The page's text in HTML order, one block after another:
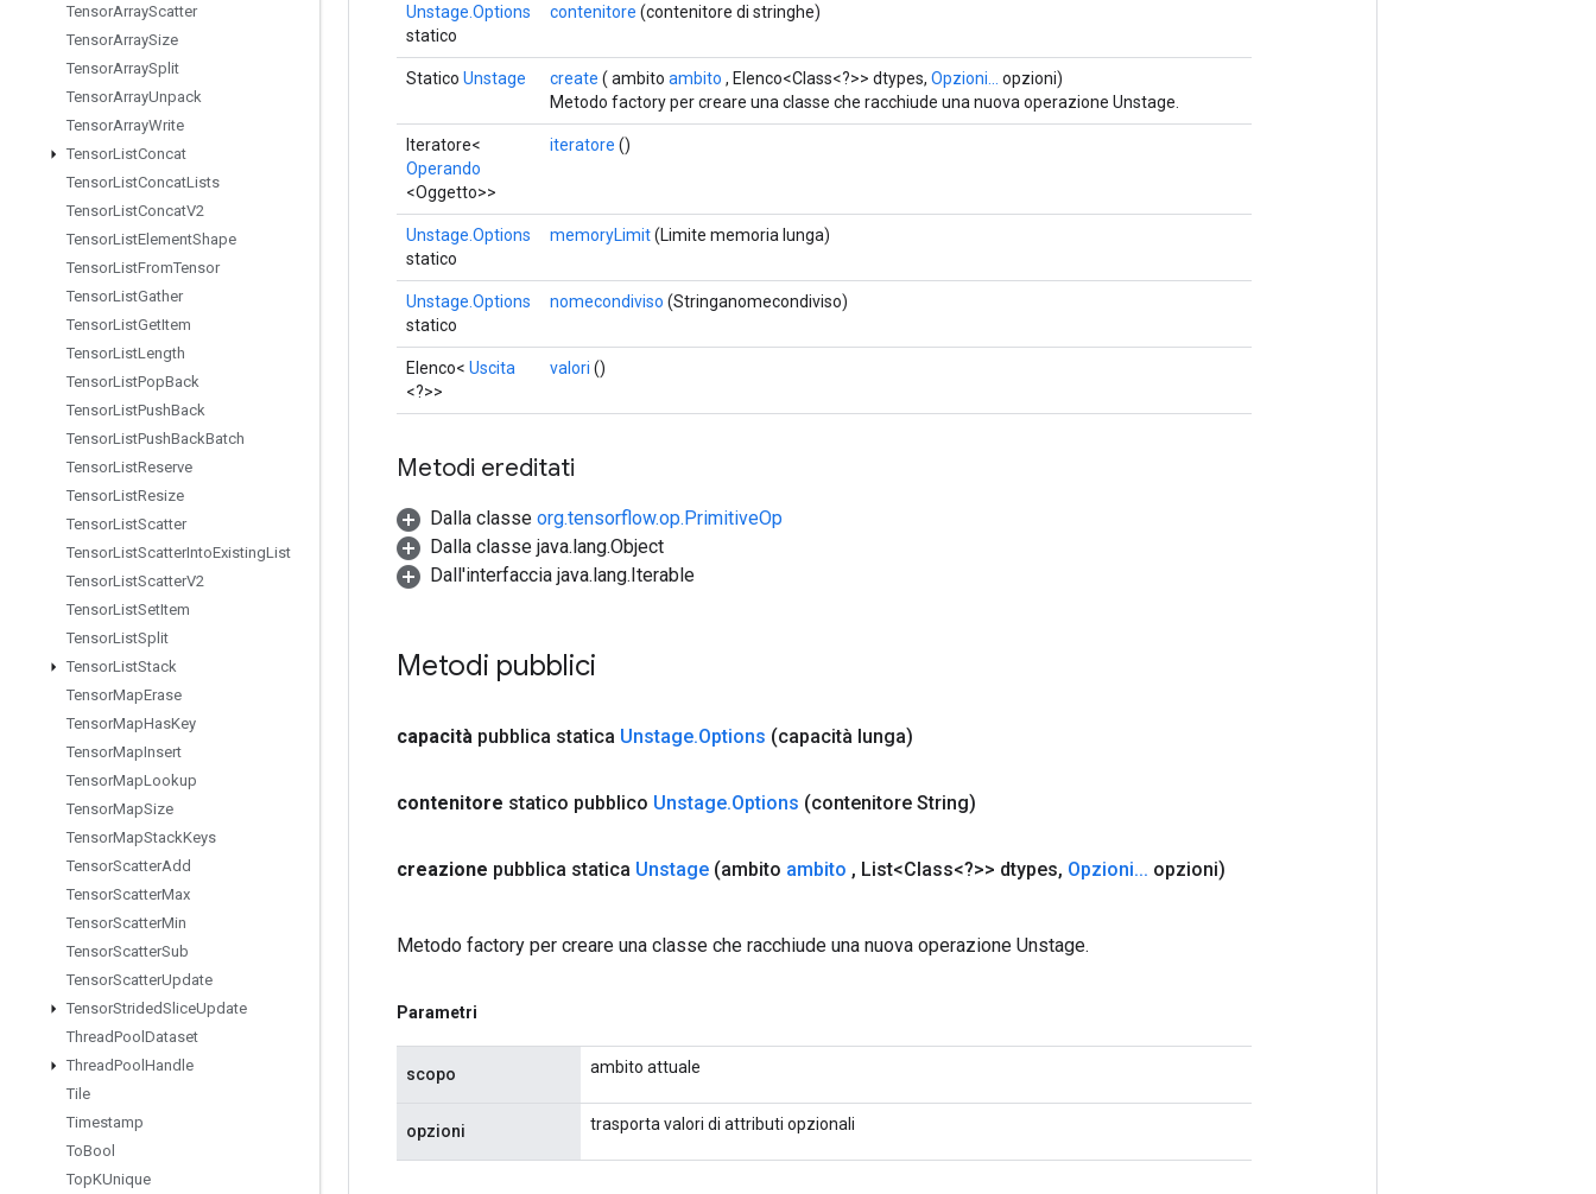
TensorArrayScatter
TensorArraySize
TensorArraySplit
TensorArrayUnpack
TensorArrayWrite
TensorListConcat
TensorListConcatLists
TensorListConcatV2
TensorListElementShape
TensorListFromTensor
TensorListGather
TensorListGetItem
TensorListLength
TensorListPopBack
TensorListPushBack
TensorListPushBackBatch
TensorListReserve
TensorListResize
TensorListScatter
TensorListScatterIntoExistingList
TensorListScatterV2
TensorListSetItem
TensorListSplit
TensorListStack
TensorMapErase
TensorMapHasKey
TensorMapInsert
TensorMapLookup
TensorMapSize
TensorMapStackKeys
TensorScatterAdd
TensorScatterMax
TensorScatterMin
TensorScatterSub
TensorScatterUpdate
TensorStridedSliceUpdate
ThreadPool Dataset
ThreadPool Handle
Tile
Timestamp
ToBool
TopKUnique
Unstage.Options
statico
contenitore (contenitore di stringhe)
Statico Unstage create ( ambito ambito , Elenco<Class<?>> dtypes, Opzioni...
opzioni)
Metodo factory per creare una classe che racchiude una nuova operazione Unstage.
Iteratore<
Operando
<Oggetto>>
iteratore ()
Unstage.Options
statico
memoryLimit(Limite memoria lunga)
Unstage.Options
statico
nomecondiviso (Stringanomecondiviso)
Elenco< Uscita
<?>>
valori ()
Metodi ereditati
Dalla classe org.tensorflow.op.PrimitiveOp
Dalla classe java.lang.Object
Dall'interfaccia java.lang.Iterable
Metodi pubblici
capacità pubblica statica Unstage.Options (capacità lunga)
contenitore statico pubblico Unstage.Options (contenitore String)
creazione pubblica statica Unstage (ambito ambito , List<Class<?>> dtypes, Opzioni... opzioni)
Metodo factory per creare una classe che racchiude una nuova operazione Unstage.
Parametri
scopo ambito attuale
opzioni trasporta valori di attributi opzionali